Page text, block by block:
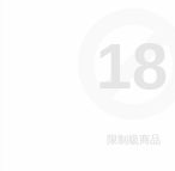
限制級商品
18